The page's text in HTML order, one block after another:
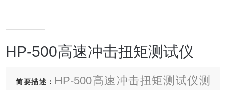
HP-500高速冲击扭矩测试仪
简要描述： HP-500高速冲击扭矩测试仪测